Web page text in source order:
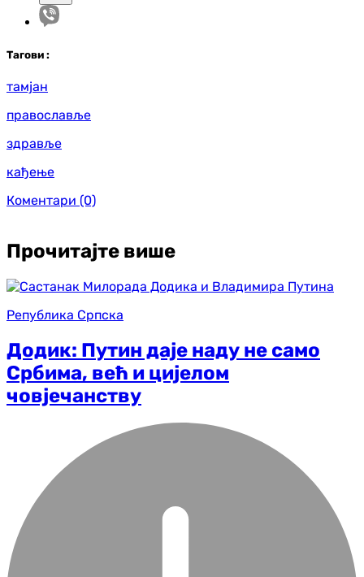
Тагови :
тамјан
православље
здравље
кађење
Коментари (0)
Прочитајте више
Република Српска
Додик: Путин даје наду не само
Србима, већ и цијелом
човјечанству